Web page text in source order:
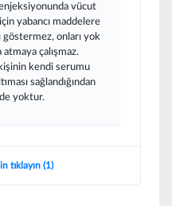
vücut
yabancı maddelere
göstermez, onları yok
çalışmaz.
kendi serumu
sağlandığından
yoktur.
tıklayın (1)